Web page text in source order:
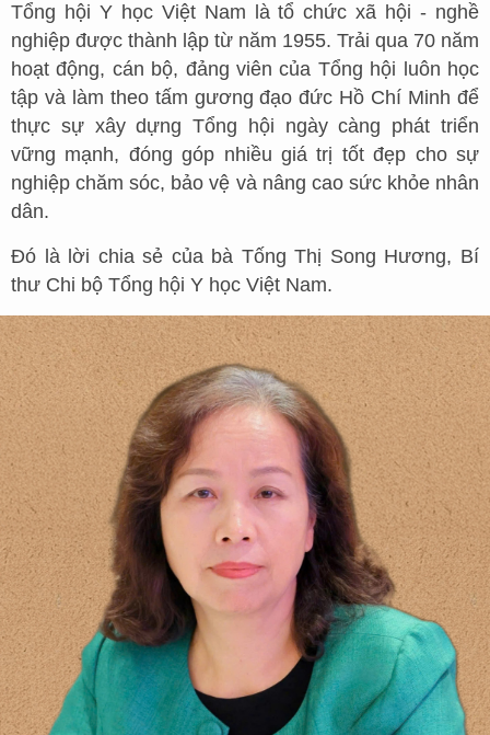
Tổng hội Y học Việt Nam là tổ chức xã hội - nghề
nghiệp được thành lập từ năm 1955. Trải qua 70 năm
hoạt động, cán bộ, đảng viên của Tổng hội luôn học
tập và làm theo tấm gương đạo đức Hồ Chí Minh để
thực sự xây dựng Tổng hội ngày càng phát triển
vững mạnh, đóng góp nhiều giá trị tốt đẹp cho sự
nghiệp chăm sóc, bảo vệ và nâng cao sức khỏe nhân
dân.
Đó là lời chia sẻ của bà Tống Thị Song Hương, Bí
thư Chi bộ Tổng hội Y học Việt Nam.